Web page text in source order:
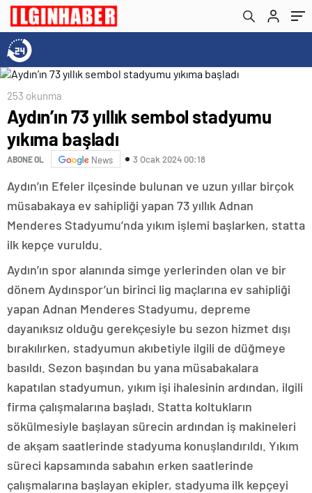
253 okunma
Aydın’ın 73 yıllık sembol stadyumu
yıkıma başladı
ABONE OL News 3 Ocak 2024 00:18
Aydın’ın Efeler ilçesinde bulunan ve uzun yıllar birçok
müsabakaya ev sahipliği yapan 73 yıllık Adnan
Menderes Stadyumu’nda yıkım işlemi başlarken, statta
ilk kepçe vuruldu.
Aydın’ın spor alanında simge yerlerinden olan ve bir
dönem Aydınspor’un birinci lig maçlarına ev sahipliği
yapan Adnan Menderes Stadyumu, depreme
dayanıksız olduğu gerekçesiyle bu sezon hizmet dışı
bırakılırken, stadyumun akıbetiyle ilgili de düğmeye
basıldı. Sezon başından bu yana müsabakalara
kapatılan stadyumun, yıkım işi ihalesinin ardından, ilgili
firma çalışmalarına başladı. Statta koltukların
sökülmesiyle başlayan sürecin ardından iş makineleri
de akşam saatlerinde stadyuma konuşlandırıldı. Yıkım
süreci kapsamında sabahın erken saatlerinde
çalışmalarına başlayan ekipler, stadyuma ilk kepçeyi